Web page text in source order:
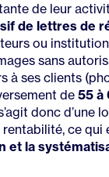
de leur
de lettres de
ou
sans
à ses clients
de 55 à
donc d’une
ce qui
et la